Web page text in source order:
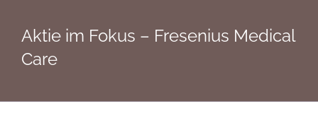
Aktie im Fokus – Fresenius Medical
Care